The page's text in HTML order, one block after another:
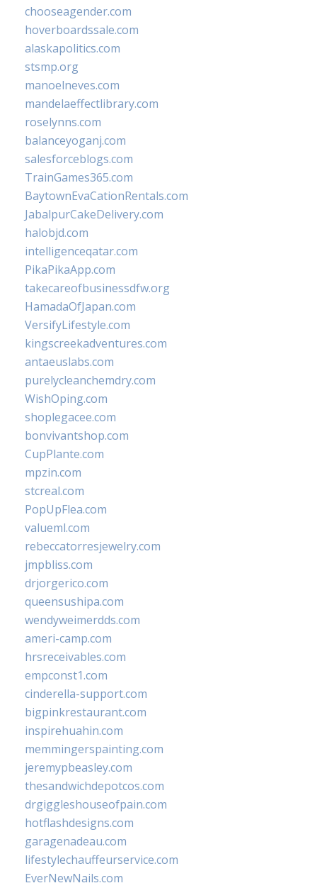
chooseagender.com
hoverboardssale.com
alaskapolitics.com
stsmp.org
manoelneves.com
mandelaeffectlibrary.com
roselynns.com
balanceyoganj.com
salesforceblogs.com
TrainGames365.com
BaytownEvaCationRentals.com
JabalpurCakeDelivery.com
halobjd.com
intelligenceqatar.com
PikaPikaApp.com
takecareofbusinessdfw.org
HamadaOfJapan.com
VersifyLifestyle.com
kingscreekadventures.com
antaeuslabs.com
purelycleanchemdry.com
WishOping.com
shoplegacee.com
bonvivantshop.com
CupPlante.com
mpzin.com
stcreal.com
PopUpFlea.com
valueml.com
rebeccatorresjewelry.com
jmpbliss.com
drjorgerico.com
queensushipa.com
wendyweimerdds.com
ameri-camp.com
hrsreceivables.com
empconst1.com
cinderella-support.com
bigpinkrestaurant.com
inspirehuahin.com
memmingerspainting.com
jeremypbeasley.com
thesandwichdepotcos.com
drgiggleshouseofpain.com
hotflashdesigns.com
garagenadeau.com
lifestylechauffeurservice.com
EverNewNails.com